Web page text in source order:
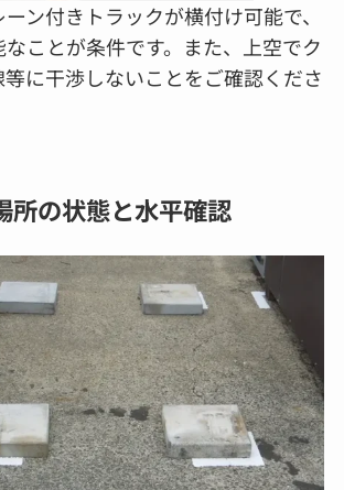
ン付きトラックが横付け可能で、
ことが条件です。また、上空でク
等に干渉しないことをご確認くださ
所の状態と水平確認